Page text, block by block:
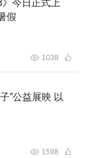
》今日正式上
假
1038
”公益展映 以
1598